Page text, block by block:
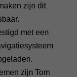
zijn dit
met een
zijn Tom